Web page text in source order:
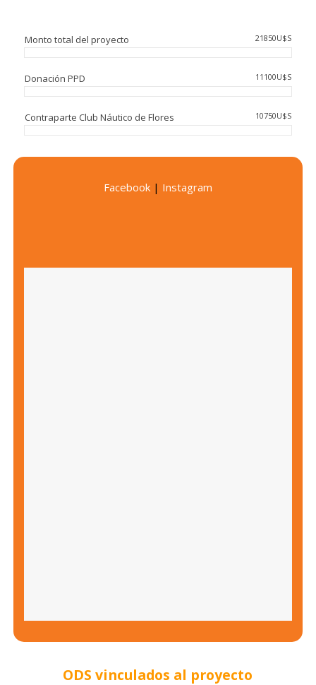
Monto total del proyecto 21850U$S
Donación PPD 11100U$S
Contraparte Club Náutico de Flores 10750U$S
Facebook| Instagram
ODS vinculados al proyecto